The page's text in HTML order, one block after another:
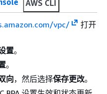
AWS CLI
vpc/
打开
置。
。
向，然后选择保存更改。